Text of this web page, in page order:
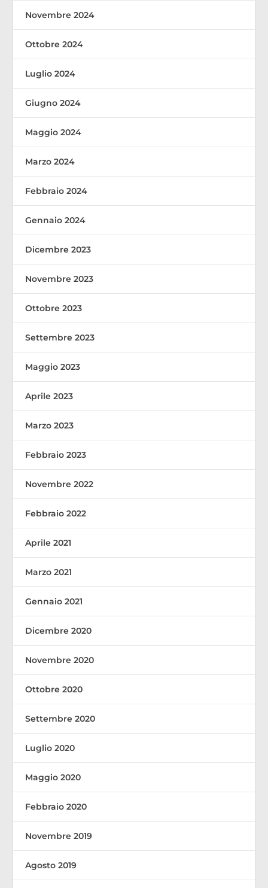
Novembre 2024
Ottobre 2024
Luglio 2024
Giugno 2024
Maggio 2024
Marzo 2024
Febbraio 2024
Gennaio 2024
Dicembre 2023
Novembre 2023
Ottobre 2023
Settembre 2023
Maggio 2023
Aprile 2023
Marzo 2023
Febbraio 2023
Novembre 2022
Febbraio 2022
Aprile 2021
Marzo 2021
Gennaio 2021
Dicembre 2020
Novembre 2020
Ottobre 2020
Settembre 2020
Luglio 2020
Maggio 2020
Febbraio 2020
Novembre 2019
Agosto 2019